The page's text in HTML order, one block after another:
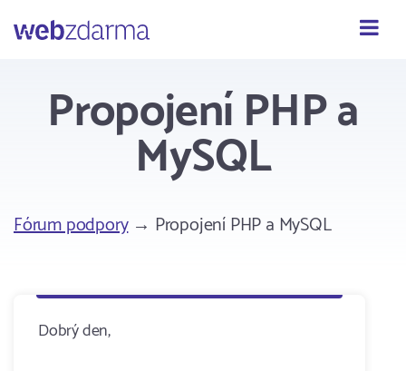
Webzdarma
Propojení PHP a
MySQL
Fórum podpory→ Propojení PHP a MySQL
Dobrý den,